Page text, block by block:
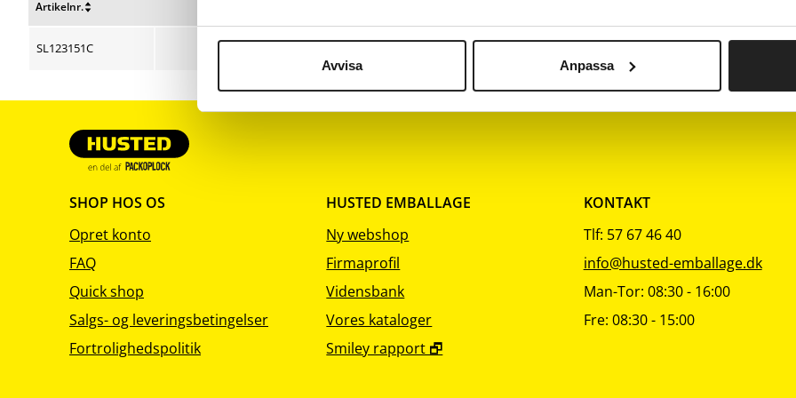
Avvisa Anpassa
Artikelnr.
sortering
sortering
sortering
sortering
SL123151C 70 g/m²
SHOP HOS OS
Opret konto
FAQ
Quick shop
Salgs- og leveringsbetingelser
Fortrolighedspolitik
HUSTED EMBALLAGE
Ny webshop
Firmaprofil
Vidensbank
Vores kataloger
Smiley rapport 🗗
KONTAKT
Tlf: 57 67 46 40
info@husted-emballage.dk
Man-Tor: 08:30 - 16:00
Fre: 08:30 - 15:00